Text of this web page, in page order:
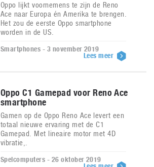
Oppo lijkt voornemens te zijn de Reno
Ace naar Europa én Amerika te brengen.
Het zou de eerste Oppo smartphone
worden in de US.
Smartphones - 3 november 2019
Lees meer
Oppo C1 Gamepad voor Reno Ace
smartphone
Gamen op de Oppo Reno Ace levert een
totaal nieuwe ervaring met de C1
Gamepad. Met lineaire motor met 4D
vibratie,.
Spelcomputers - 26 oktober 2019